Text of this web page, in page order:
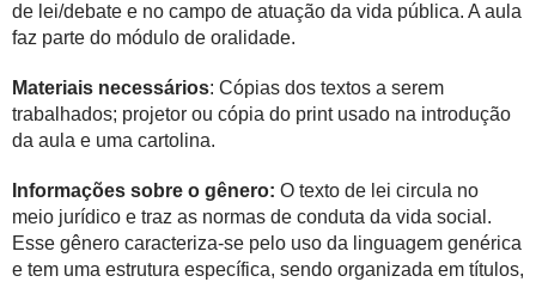
de lei/debate e no campo de atuação da vida pública. A aula
faz parte do módulo de oralidade.
Materiais necessários: Cópias dos textos a serem
trabalhados; projetor ou cópia do print usado na introdução
da aula e uma cartolina.
Informações sobre o gênero: O texto de lei circula no
meio jurídico e traz as normas de conduta da vida social.
Esse gênero caracteriza-se pelo uso da linguagem genérica
e tem uma estrutura específica, sendo organizada em títulos,